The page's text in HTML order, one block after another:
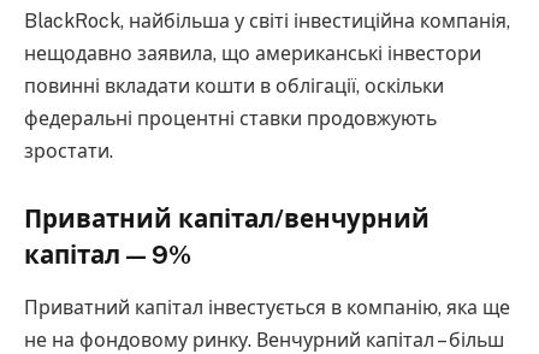
BlackRock, найбільша у світі інвестиційна компанія,
нещодавно заявила, що американські інвестори
повинні вкладати кошти в облігації, оскільки
федеральні процентні ставки продовжують
зростати.
Приватний капітал/венчурний
капітал — 9%
Приватний капітал інвестується в компанію, яка ще
не на фондовому ринку. Венчурний капітал – більш